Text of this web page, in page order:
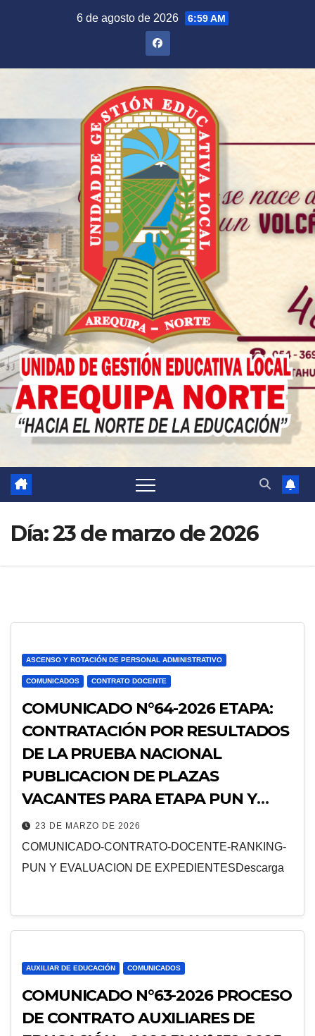
6 de agosto de 2026 6:59 AM
Día:23 de marzo de 2026
ASCENSO Y ROTACIÓN DE PERSONAL ADMINISTRATIVO
COMUNICADOS CONTRATO DOCENTE
COMUNICADO N°64-2026 ETAPA:
CONTRATACIÓN POR RESULTADOS
DE LA PRUEBA NACIONAL
PUBLICACION DE PLAZAS
VACANTES PARA ETAPA PUN Y
EVALUACION DE EXPEDIENTES
EBR SECUNDARIA CYT
23 DE MARZO DE 2026
COMUNICADO-CONTRATO-DOCENTE-RANKING-
PUN Y EVALUACION DE EXPEDIENTESDescarga
AUXILIAR DE EDUCACIÓN COMUNICADOS
COMUNICADO N°63-2026 PROCESO
DE CONTRATO AUXILIARES DE